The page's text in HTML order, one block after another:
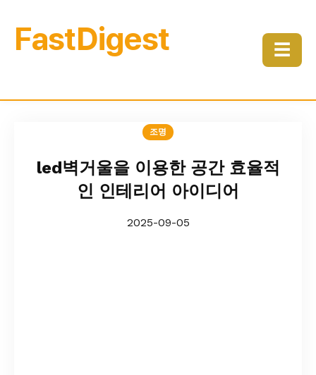
FastDigest ☰
조명
led벽거울을 이용한 공간 효율적
인 인테리어 아이디어
2025-09-05